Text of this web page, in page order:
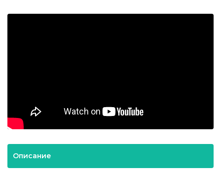
Описание